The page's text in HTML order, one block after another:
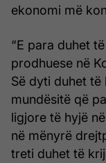
ekonomi më
“E para duhet
prodhuese në
Së dyti duhet të
mundësitë që
ligjore të hyjë
në mënyrë
treti duhet të